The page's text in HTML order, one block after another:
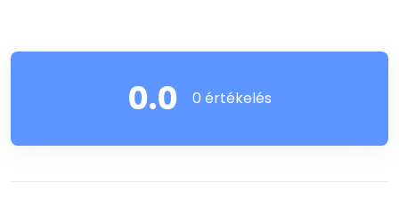
0.0 0 értékelés